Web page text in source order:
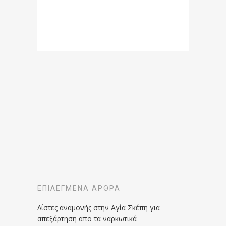
ΕΠΙΛΕΓΜΈΝΑ ΆΡΘΡΑ
Λίστες αναμονής στην Αγία Σκέπη για
απεξάρτηση απο τα ναρκωτικά